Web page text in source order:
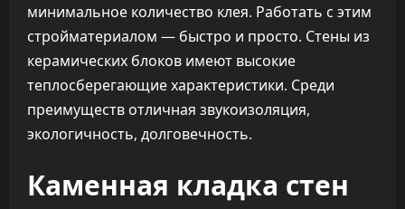
минимальное количество клея. Работать с этим
стройматериалом — быстро и просто. Стены из
керамических блоков имеют высокие
теплосберегающие характеристики. Среди
преимуществ отличная звукоизоляция,
экологичность, долговечность.
Каменная кладка стен